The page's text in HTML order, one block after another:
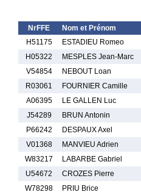
NrFFE Nom et Prénom
H51175
ESTADIEU Romeo
H05322
MESPLES Jean-Marc
V54854
NEBOUT Loan
R03061
FOURNIER Camille
A06395
LE GALLEN Luc
J54289
BRUN Antonin
P66242
DESPAUX Axel
V01368
MANVIEU Adrien
W83217
LABARBE Gabriel
U54672
CROZES Pierre
W78298
PRIU Brice